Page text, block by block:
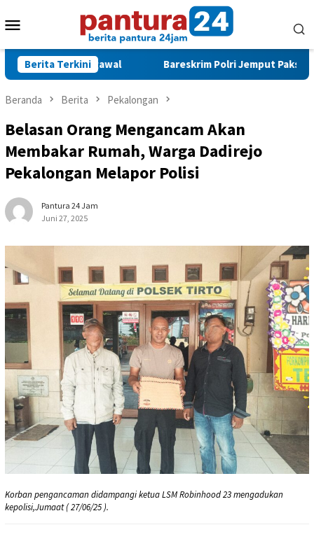
ke
Mobile
Berita Terkini
Mengawal Bareskrim Polri Jemput Paksa Influencer
Beranda Berita Pekalongan
Belasan Orang Mengancam Akan
Membakar Rumah, Warga Dadirejo
Pekalongan Melapor Polisi
Pantura 24 Jam
Juni 27, 2025
Korban pengancaman didampangi ketua LSM Robinhood 23 mengadukan
kepolisi,Jumaat ( 27/06/25 ).